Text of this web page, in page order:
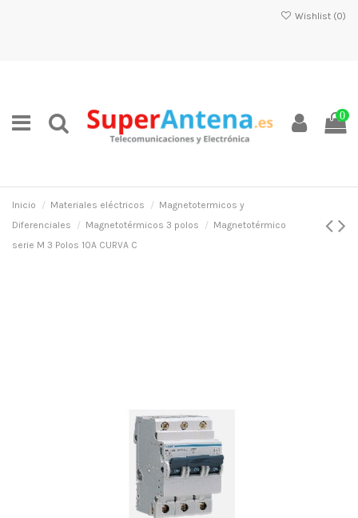
Wishlist (0)
0
Inicio Materiales eléctricos
Magnetotermicos y
Diferenciales
Magnetotérmicos 3 polos
Magnetotérmico
serie M 3 Polos 10A CURVA C